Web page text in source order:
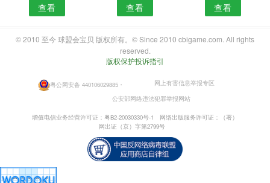
查看 查看 查看
© 2010 至今 球盟会宝贝 版权所有。© Since 2010 cbigame.com. All rights
reserved.
版权保护投诉指引
粤公网安备 440106029885・
网上有害信息举报专区
公安部网络违法犯罪举报网站
增值电信业务经营许可证：粤B2-20030330号-1
网络出版服务许可证：（署）
网出证（京）字第2799号